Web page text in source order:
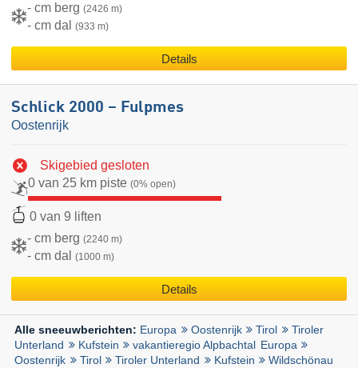
- cm berg (2426 m)
- cm dal (933 m)
Details
Schlick 2000 – Fulpmes
Oostenrijk
Skigebied gesloten
0 van 25 km piste (0% open)
0 van 9 liften
- cm berg (2240 m)
- cm dal (1000 m)
Details
Alle sneeuwberichten: Europa Oostenrijk Tirol
Tiroler
Unterland
Kufstein vakantieregio Alpbachtal Europa
Oostenrijk
Tirol Tiroler Unterland Kufstein Wildschönau